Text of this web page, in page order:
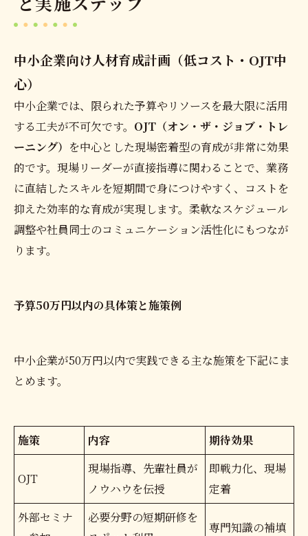
中小企業向け人材育成計画（低コスト・OJT中
心）
中小企業では、限られた予算やリソースを最大限に活用
する工夫が不可欠です。 OJT（オン・ザ・ジョブ・トレ
ーニング） を中心とした現場密着型の育成が非常に効果
的です。現場リーダーが直接指導に関わることで、業務
に直結したスキルを短期間で身につけやすく、コストを
抑えた効率的な育成が実現します。柔軟なスケジュール
調整や社員同士のコミュニケーション活性化にもつなが
ります。
予算50万円以内の具体策と施策例
中小企業が50万円以内で実践できる主な施策を下記にま
とめます。
施策 内容 期待効果
OJT
現場指導、先輩社員が
ノウハウを伝授
即戦力化、現場
定着
外部セミナ
必要分野の短期研修を
専門知識の補填